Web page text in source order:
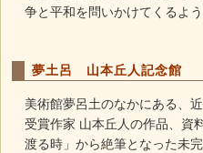
争と平和を問いかけてくるよう
夢土呂 山本丘人記念館
美術館夢呂土のなかにある、
受賞作家 山本丘人の作品、資
渡る時」から絶筆となった未